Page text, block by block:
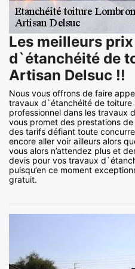
Les meilleurs
d`étanchéité de
Artisan Delsuc !!
Nous vous offrons de faire
travaux d`étanchéité de toiture
professionnel dans les travaux
vous promet des prestations
des tarifs défiant toute
encore aller voir ailleurs alors
vous alors n’attendez plus et
devis pour vos travaux
puisqu’en ce moment
gratuit.